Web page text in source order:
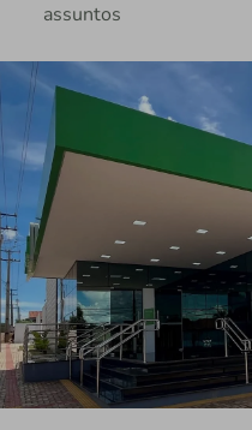
assuntos